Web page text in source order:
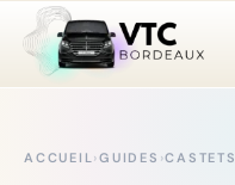
ACCUEIL›GUIDES ›CASTETS